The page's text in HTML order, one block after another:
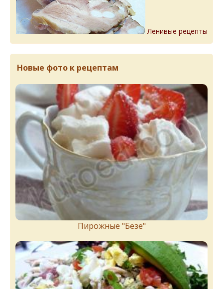
Ленивые рецепты
Новые фото к рецептам
Пирожныe "Бeзe"